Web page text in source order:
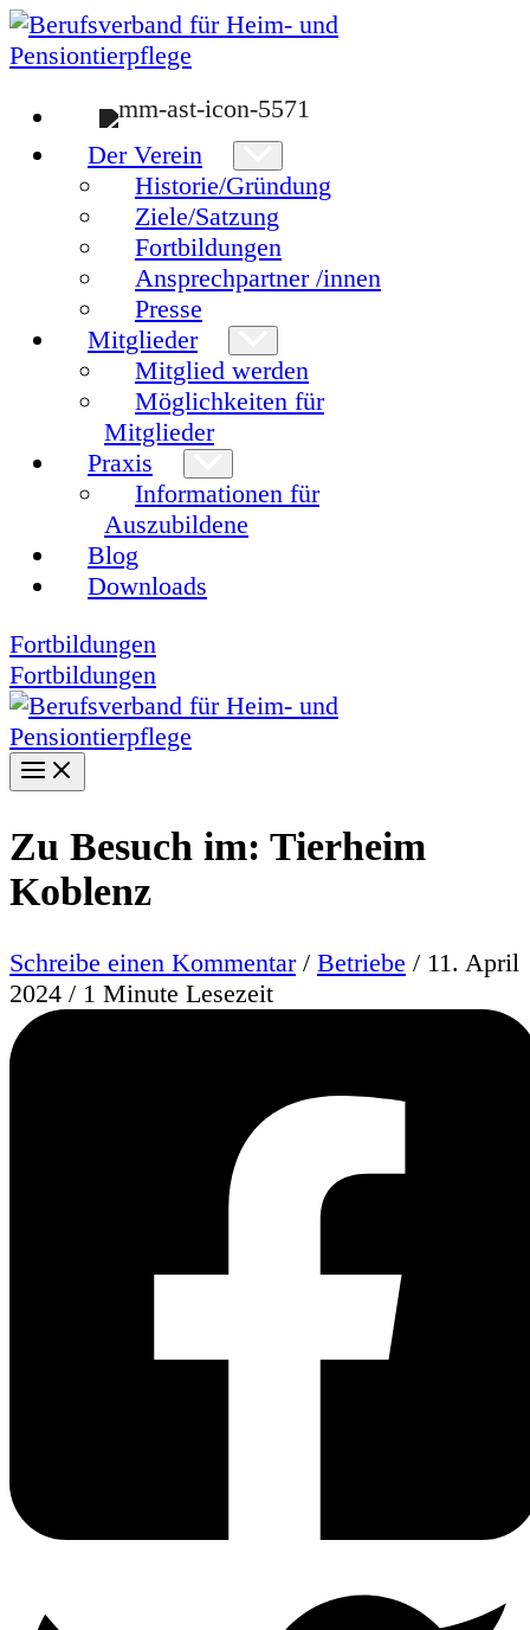
Zum
Inhalt
Der Verein
Historie/Gründung
Ziele/Satzung
Fortbildungen
Ansprechpartner /innen
Presse
Mitglieder
Mitglied werden
Möglichkeiten für
Mitglieder
Praxis
Informationen für
Auszubildene
Blog
Downloads
Fortbildungen
Fortbildungen
Zu Besuch im: Tierheim
Koblenz
Schreibe einen Kommentar / Betriebe / 11. April
2024 / 1 Minute Lesezeit